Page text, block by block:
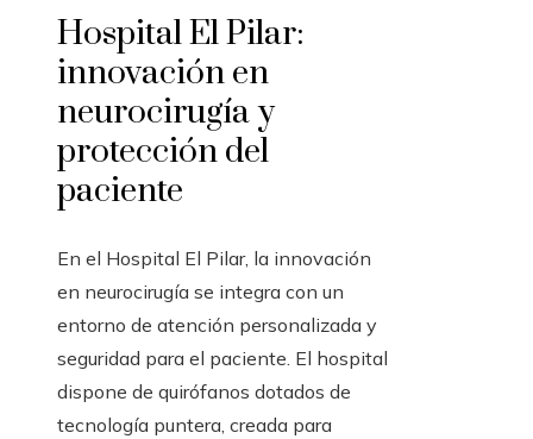
Hospital El Pilar:
innovación en
neurocirugía y
protección del
paciente
En el Hospital El Pilar, la innovación
en neurocirugía se integra con un
entorno de atención personalizada y
seguridad para el paciente. El hospital
dispone de quirófanos dotados de
tecnología puntera, creada para